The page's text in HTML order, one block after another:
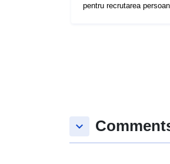
pentru recrutarea
unui loc de muncă în
publice locale,
keyboard_arrow_down